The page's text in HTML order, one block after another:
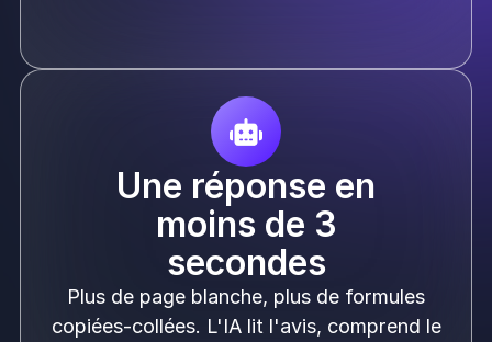
Une réponse en
moins de 3
secondes
Plus de page blanche, plus de formules
copiées-collées. L'IA lit l'avis, comprend le